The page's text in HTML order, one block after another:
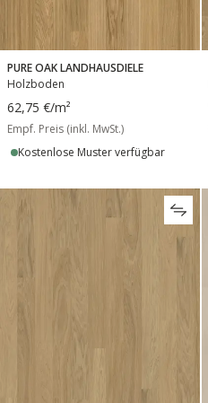
PURE OAK LANDHAUSDIELE
Holzboden
62,75 €/m²
Empf. Preis (inkl. MwSt.)
Kostenlose Muster verfügbar